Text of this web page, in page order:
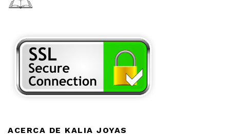
ACERCA DE KALIA JOYAS